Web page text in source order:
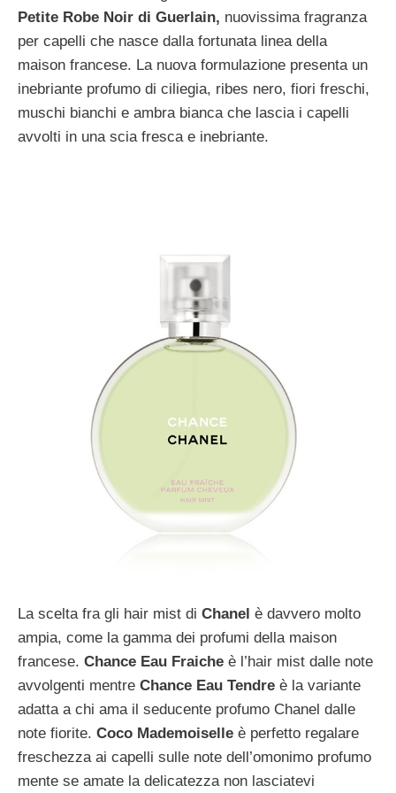
Petite Robe Noir di Guerlain, nuovissima fragranza
per capelli che nasce dalla fortunata linea della
maison francese. La nuova formulazione presenta un
inebriante profumo di ciliegia, ribes nero, fiori freschi,
muschi bianchi e ambra bianca che lascia i capelli
avvolti in una scia fresca e inebriante.
La scelta fra gli hair mist di Chanel è davvero molto
ampia, come la gamma dei profumi della maison
francese. Chance Eau Fraiche è l’hair mist dalle note
avvolgenti mentre Chance Eau Tendre è la variante
adatta a chi ama il seducente profumo Chanel dalle
note fiorite. Coco Mademoiselle è perfetto regalare
freschezza ai capelli sulle note dell’omonimo profumo
mente se amate la delicatezza non lasciatevi